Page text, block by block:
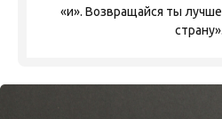
«и». Возвращайся ты